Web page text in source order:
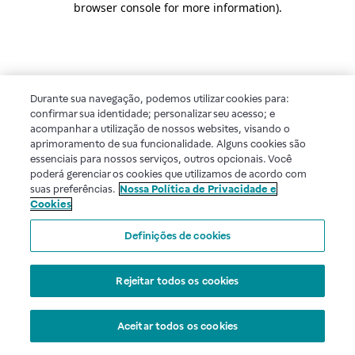
browser console for more information).
Durante sua navegação, podemos utilizar cookies para:
confirmar sua identidade; personalizar seu acesso; e
acompanhar a utilização de nossos websites, visando o
aprimoramento de sua funcionalidade. Alguns cookies são
essenciais para nossos serviços, outros opcionais. Você
poderá gerenciar os cookies que utilizamos de acordo com
suas preferências. Nossa Política de Privacidade e
Cookies
Definições de cookies
Rejeitar todos os cookies
Aceitar todos os cookies